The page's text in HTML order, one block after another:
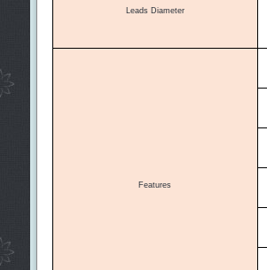
Leads Diameter
Features